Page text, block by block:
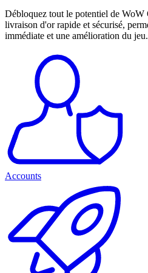
Débloquez tout le potentiel de WoW
livraison d'or rapide et sécurisé,
immédiate et une amélioration du jeu.
Accounts